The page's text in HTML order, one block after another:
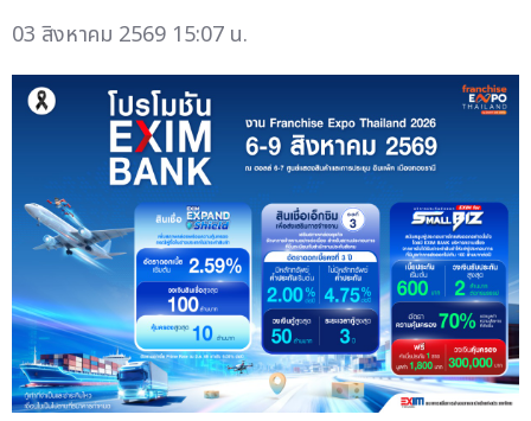
03 สิงหาคม 2569 15:07 น.